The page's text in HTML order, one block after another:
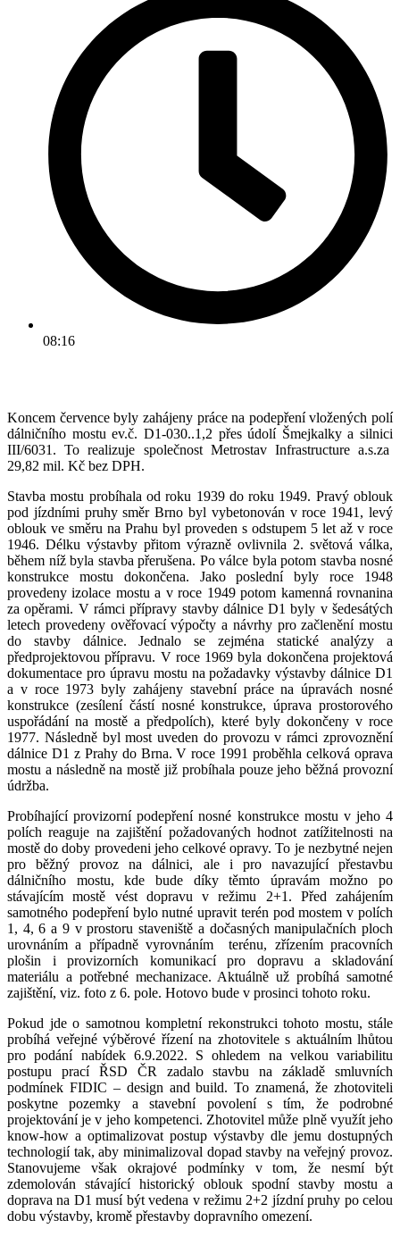
08:16
Koncem července byly zahájeny práce na podepření vložených polí
dálničního mostu ev.č. D1-030..1,2 přes údolí Šmejkalky a silnici
III/6031. To realizuje společnost Metrostav Infrastructure a.s.za
29,82 mil. Kč bez DPH.
Stavba mostu probíhala od roku 1939 do roku 1949. Pravý oblouk
pod jízdními pruhy směr Brno byl vybetonován v roce 1941, levý
oblouk ve směru na Prahu byl proveden s odstupem 5 let až v roce
1946. Délku výstavby přitom výrazně ovlivnila 2. světová válka,
během níž byla stavba přerušena. Po válce byla potom stavba nosné
konstrukce mostu dokončena. Jako poslední byly roce 1948
provedeny izolace mostu a v roce 1949 potom kamenná rovnanina
za opěrami. V rámci přípravy stavby dálnice D1 byly v šedesátých
letech provedeny ověřovací výpočty a návrhy pro začlenění mostu
do stavby dálnice. Jednalo se zejména statické analýzy a
předprojektovou přípravu. V roce 1969 byla dokončena projektová
dokumentace pro úpravu mostu na požadavky výstavby dálnice D1
a v roce 1973 byly zahájeny stavební práce na úpravách nosné
konstrukce (zesílení částí nosné konstrukce, úprava prostorového
uspořádání na mostě a předpolích), které byly dokončeny v roce
1977. Následně byl most uveden do provozu v rámci zprovoznění
dálnice D1 z Prahy do Brna. V roce 1991 proběhla celková oprava
mostu a následně na mostě již probíhala pouze jeho běžná provozní
údržba.
Probíhající provizorní podepření nosné konstrukce mostu v jeho 4
polích reaguje na zajištění požadovaných hodnot zatížitelnosti na
mostě do doby provedeni jeho celkové opravy. To je nezbytné nejen
pro běžný provoz na dálnici, ale i pro navazující přestavbu
dálničního mostu, kde bude díky těmto úpravám možno po
stávajícím mostě vést dopravu v režimu 2+1. Před zahájením
samotného podepření bylo nutné upravit terén pod mostem v polích
1, 4, 6 a 9 v prostoru staveniště a dočasných manipulačních ploch
urovnáním a případně vyrovnáním terénu, zřízením pracovních
plošin i provizorních komunikací pro dopravu a skladování
materiálu a potřebné mechanizace. Aktuálně už probíhá samotné
zajištění, viz. foto z 6. pole. Hotovo bude v prosinci tohoto roku.
Pokud jde o samotnou kompletní rekonstrukci tohoto mostu, stále
probíhá veřejné výběrové řízení na zhotovitele s aktuálním lhůtou
pro podání nabídek 6.9.2022. S ohledem na velkou variabilitu
postupu prací ŘSD ČR zadalo stavbu na základě smluvních
podmínek FIDIC – design and build. To znamená, že zhotoviteli
poskytne pozemky a stavební povolení s tím, že podrobné
projektování je v jeho kompetenci. Zhotovitel může plně využít jeho
know-how a optimalizovat postup výstavby dle jemu dostupných
technologií tak, aby minimalizoval dopad stavby na veřejný provoz.
Stanovujeme však okrajové podmínky v tom, že nesmí být
zdemolován stávající historický oblouk spodní stavby mostu a
doprava na D1 musí být vedena v režimu 2+2 jízdní pruhy po celou
dobu výstavby, kromě přestavby dopravního omezení.